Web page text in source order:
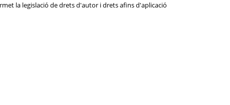
la legislació de drets d'autor i drets afins d'aplicació